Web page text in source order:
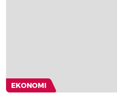
EKONOMI